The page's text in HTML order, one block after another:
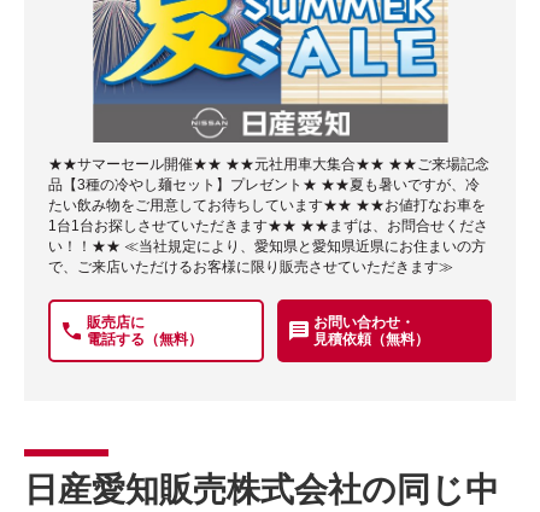
★★サマーセール開催★★ ★★元社用車大集合★★ ★★ご来場記念
品【3種の冷やし麺セット】プレゼント★ ★★夏も暑いですが、冷
たい飲み物をご用意してお待ちしています★★ ★★お値打なお車を
1台1台お探しさせていただきます★★ ★★まずは、お問合せくださ
い！！★★ ≪当社規定により、愛知県と愛知県近県にお住まいの方
で、ご来店いただけるお客様に限り販売させていただきます≫
販売店に
電話する（無料）
お問い合わせ・
見積依頼（無料）
日産愛知販売株式会社の同じ中